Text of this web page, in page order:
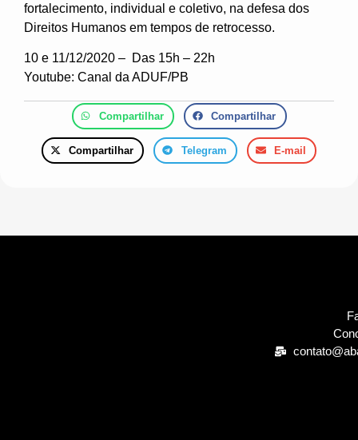
fortalecimento, individual e coletivo, na defesa dos
Direitos Humanos em tempos de retrocesso.
10 e 11/12/2020 – Das 15h – 22h
Youtube: Canal da ADUF/PB
Compartilhar Compartilhar
Compartilhar Telegram E-mail